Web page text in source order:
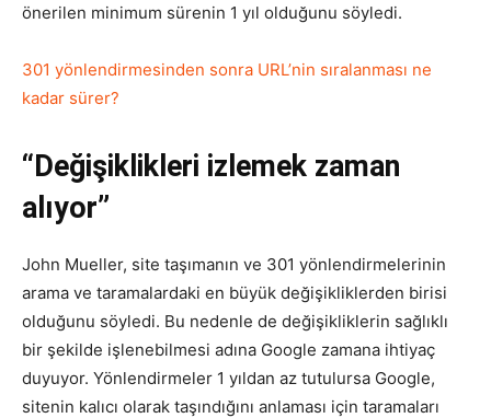
Tasarım,
UI/UX
önerilen minimum sürenin 1 yıl olduğunu söyledi.
301 yönlendirmesinden sonra URL’nin sıralanması ne
kadar sürer?
“Değişiklikleri izlemek zaman
alıyor”
John Mueller, site taşımanın ve 301 yönlendirmelerinin
arama ve taramalardaki en büyük değişikliklerden birisi
olduğunu söyledi. Bu nedenle de değişikliklerin sağlıklı
bir şekilde işlenebilmesi adına Google zamana ihtiyaç
duyuyor. Yönlendirmeler 1 yıldan az tutulursa Google,
sitenin kalıcı olarak taşındığını anlaması için taramaları